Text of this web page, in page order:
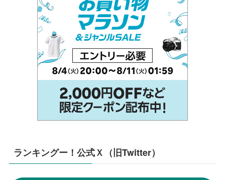
ランキングー！公式Ｘ（旧Twitter）